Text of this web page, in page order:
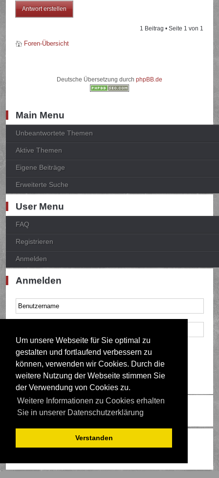
Um unsere Webseite für Sie optimal zu
gestalten und fortlaufend verbessern zu
können, verwenden wir Cookies. Durch die
weitere Nutzung der Webseite stimmen Sie
der Verwendung von Cookies zu.
Weitere Informationen zu Cookies erhalten
Sie in unserer Datenschutzerklärung
Verstanden
Antwort erstellen
1 Beitrag • Seite 1 von 1
Foren-Übersicht
Deutsche Übersetzung durch phpBB.de
Main Menu
Unbeantwortete Themen
Aktive Themen
Eigene Beiträge
Erweiterte Suche
User Menu
FAQ
Registrieren
Anmelden
Anmelden
Mich bei jedem Besuch automatisch anmelden
Wer ist online?